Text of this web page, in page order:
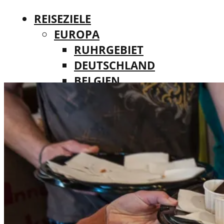
REISEZIELE
EUROPA
RUHRGEBIET
DEUTSCHLAND
BELGIEN
DÄNEMARK
FINNLAND
IRLAND
ITALIEN
LUXEMBURG
MALTA
NIEDERLANDE
ÖSTERREICH
REISEZIELE
EUROPA
RUHRGEBIET
DEUTSCHLAND
BELGIEN
DÄNEMARK
FINNLAND
FRANKREICH
IRLAND